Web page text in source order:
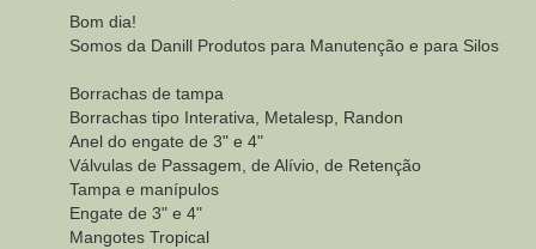
Bom dia!
Somos da Danill Produtos para Manutenção e para Silos
Borrachas de tampa
Borrachas tipo Interativa, Metalesp, Randon
Anel do engate de 3" e 4"
Válvulas de Passagem, de Alívio, de Retenção
Tampa e manípulos
Engate de 3" e 4"
Mangotes Tropical